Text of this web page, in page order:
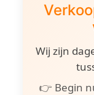
Wij zijn
👉 Begin